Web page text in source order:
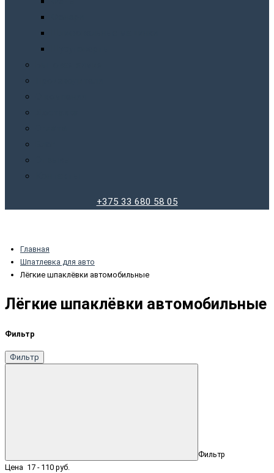
+375 33 680 58 05
Главная
Шпатлевка для авто
Лёгкие шпаклёвки автомобильные
Лёгкие шпаклёвки автомобильные
Фильтр
Фильтр
Фильтр
Цена 17 - 110 руб.